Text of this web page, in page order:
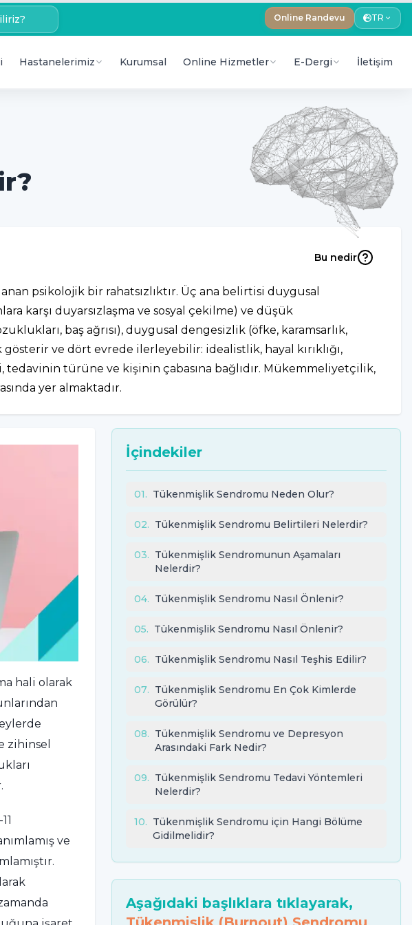
Online Randevu TR
Hastanelerimiz Kurumsal Online Hizmetler E-Dergi İletişim
Bu nedir
psikolojik bir rahatsızlıktır. Üç ana belirtisi duygusal
karşı duyarsızlaşma ve sosyal çekilme) ve düşük
baş ağrısı), duygusal dengesizlik (öfke, karamsarlık,
ve dört evrede ilerleyebilir: idealistlik, hayal kırıklığı,
türüne ve kişinin çabasına bağlıdır. Mükemmeliyetçilik,
yer almaktadır.
hali olarak
zihinsel
ve
İçindekiler
01. Tükenmişlik Sendromu Neden Olur?
02. Tükenmişlik Sendromu Belirtileri Nelerdir?
03. Tükenmişlik Sendromunun Aşamaları
Nelerdir?
04. Tükenmişlik Sendromu Nasıl Önlenir?
05. Tükenmişlik Sendromu Nasıl Önlenir?
06. Tükenmişlik Sendromu Nasıl Teşhis Edilir?
07. Tükenmişlik Sendromu En Çok Kimlerde
Görülür?
08. Tükenmişlik Sendromu ve Depresyon
Arasındaki Fark Nedir?
09. Tükenmişlik Sendromu Tedavi Yöntemleri
Nelerdir?
10. Tükenmişlik Sendromu için Hangi Bölüme
Gidilmelidir?
Aşağıdaki başlıklara tıklayarak,